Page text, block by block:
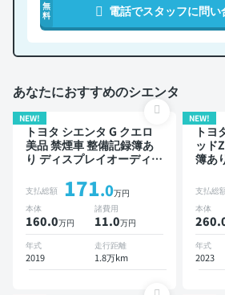
無
料
電話でスタッフに問い
あなたにおすすめのシエンタ
NEW!
トヨタ シエンタ G クエロ
美品 禁煙車 整備記録簿あ
り ディスプレイオーディオ
ート ワイヤレスキー スマ
ートキー ETC バックモニ
ター 全方位カメラ ドライ
ブレコーダー 両側電動スラ
イドドア 7人乗り
支払総額 171.0万円
本体
160.0万円
諸費用
11.0万円
年式
2019
走行距離
1.8万km
NEW!
トヨ
ッド
簿あ
トモ
スマ
モニ
ー 衝
イド
支払総
本体
年式
2023